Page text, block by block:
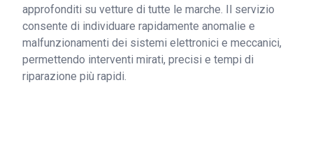
approfonditi su vetture di tutte le marche. Il servizio
consente di individuare rapidamente anomalie e
malfunzionamenti dei sistemi elettronici e meccanici,
permettendo interventi mirati, precisi e tempi di
riparazione più rapidi.